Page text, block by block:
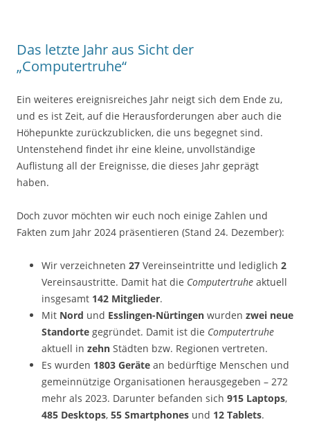
Das letzte Jahr aus Sicht der
„Computertruhe“
Ein weiteres ereignisreiches Jahr neigt sich dem Ende zu,
und es ist Zeit, auf die Herausforderungen aber auch die
Höhepunkte zurückzublicken, die uns begegnet sind.
Untenstehend findet ihr eine kleine, unvollständige
Auflistung all der Ereignisse, die dieses Jahr geprägt
haben.
Doch zuvor möchten wir euch noch einige Zahlen und
Fakten zum Jahr 2024 präsentieren (Stand 24. Dezember):
Wir verzeichneten 27 Vereinseintritte und lediglich 2
Vereinsaustritte. Damit hat die Computertruhe aktuell
insgesamt 142 Mitglieder.
Mit Nord und Esslingen-Nürtingen wurden zwei neue
Standorte gegründet. Damit ist die Computertruhe
aktuell in zehn Städten bzw. Regionen vertreten.
Es wurden 1803 Geräte an bedürftige Menschen und
gemeinnützige Organisationen herausgegeben – 272
mehr als 2023. Darunter befanden sich 915 Laptops,
485 Desktops, 55 Smartphones und 12 Tablets.